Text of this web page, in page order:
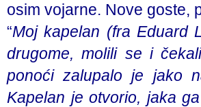
osim vojarne. Nove goste,
“Moj kapelan (fra Eduard
drugome, molili se i
ponoći zalupalo je jako
Kapelan je otvorio, jaka